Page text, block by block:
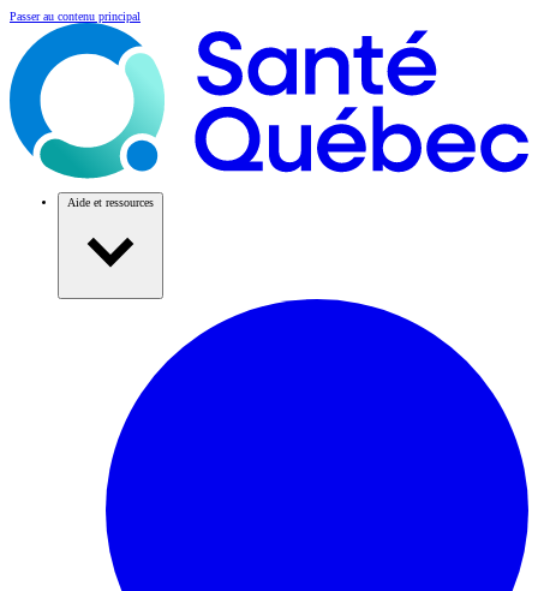
Passer au contenu principal
Aide et ressources